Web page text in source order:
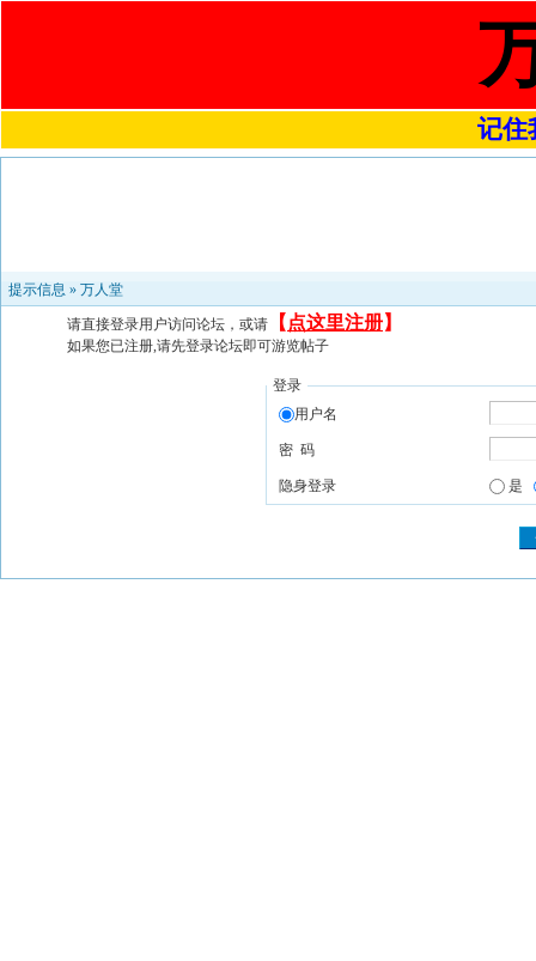
记住
提示信息 » 万人堂
请直接登录用户访问论坛，或请 【 点这里注册】
如果您已注册,请先登录论坛即可游览帖子
登录
用户名
密 码
隐身登录 是